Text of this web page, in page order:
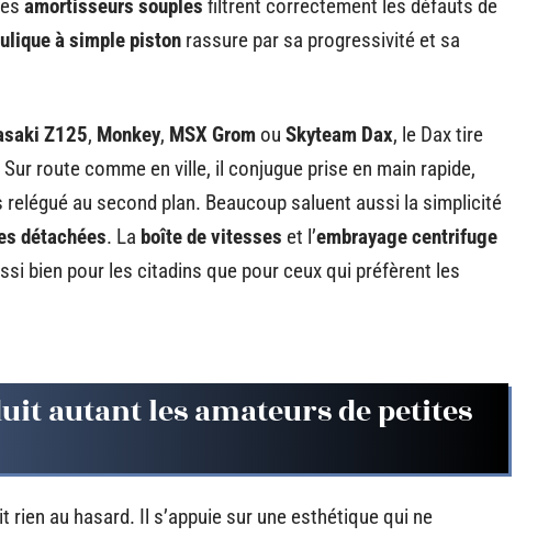
amortisseurs souples filtrent correctement les défauts de
à simple piston rassure par sa progressivité et sa
Z125, Monkey, MSX Grom ou Skyteam Dax, le Dax tire
route comme en ville, il conjugue prise en main rapide,
au second plan. Beaucoup saluent aussi la simplicité
détachées. La boîte de vitesses et l’embrayage centrifuge
bien pour les citadins que pour ceux qui préfèrent les
autant les amateurs de petites
rien au hasard. Il s’appuie sur une esthétique qui ne